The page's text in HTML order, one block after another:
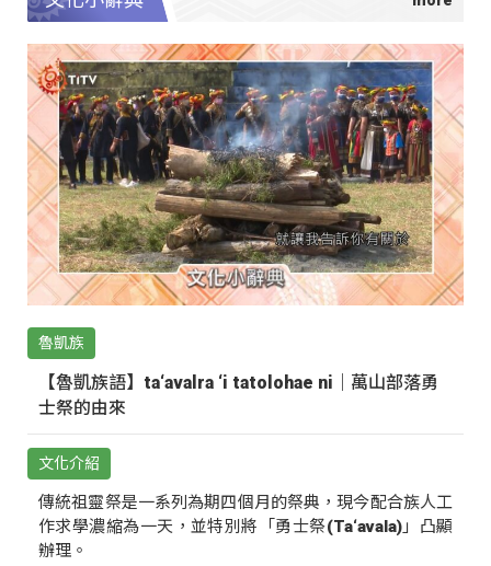
魯凱族
【魯凱族語】ta‘avalra ‘i tatolohae ni｜萬山部落勇
士祭的由來
文化介紹
傳統祖靈祭是一系列為期四個月的祭典，現今配合族人工
作求學濃縮為一天，並特別將「勇士祭(Ta‘avala)」凸顯
辦理。